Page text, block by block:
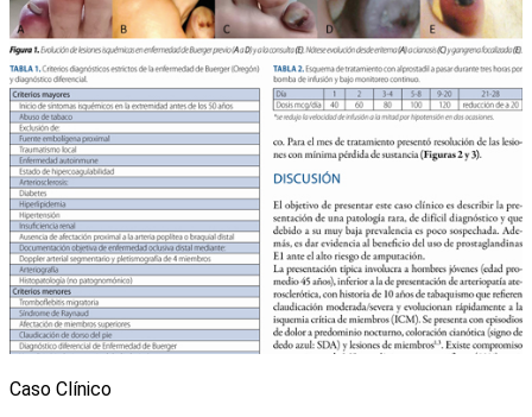
Caso Clínico